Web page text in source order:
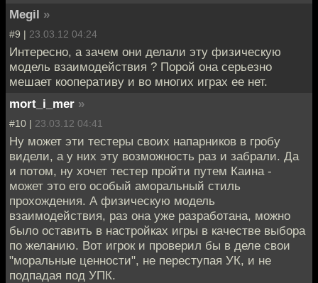
Megil »
#9 | 23.03.12 04:24
Интересно, а зачем они делали эту физическую
модель взаимодействия ? Порой она серьезно
мешает кооперативу и во многих играх ее нет.
mort_i_mer »
#10 | 23.03.12 04:41
Ну может эти тестеры своих напарников в гробу
видели, а у них эту возможность раз и забрали. Да
и потом, ну хочет тестер пройти путем Каина -
может это его особый аморальный стиль
прохождения. А физическую модель
взаимодействия, раз она уже разработана, можно
было оставить в настройках игры в качестве выбора
по желанию. Вот игрок и проверил бы в деле свои
"моральные ценности", не переступая УК, и не
подпадая под УПК.